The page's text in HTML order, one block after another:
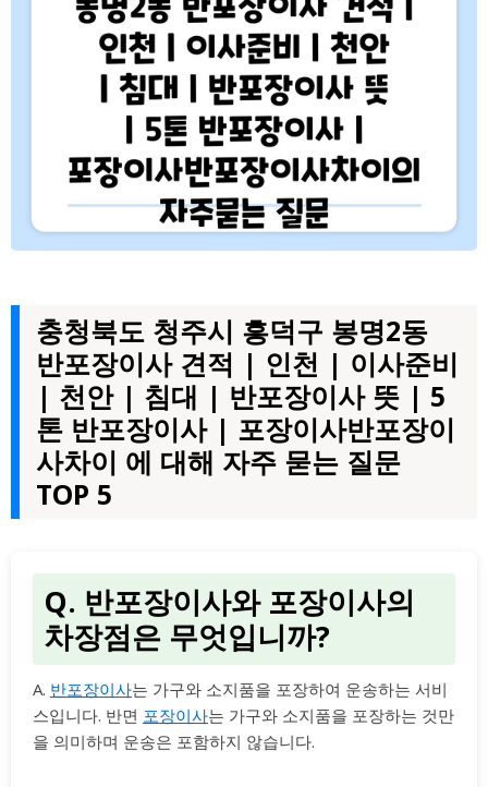
충청북도 청주시 흥덕구 봉명2동
반포장이사 견적 | 인천 | 이사준비
| 천안 | 침대 | 반포장이사 뜻 | 5
톤 반포장이사 | 포장이사반포장이
사차이 에 대해 자주 묻는 질문
TOP 5
Q. 반포장이사와 포장이사의
차장점은 무엇입니까?
A. 반포장이사는 가구와 소지품을 포장하여 운송하는 서비
스입니다. 반면 포장이사는 가구와 소지품을 포장하는 것만
을 의미하며 운송은 포함하지 않습니다.